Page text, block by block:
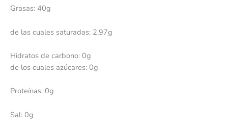
Grasas: 40g
de las cuales saturadas: 2.97g
Hidratos de carbono: 0g
de los cuales azúcares: 0g
Proteínas: 0g
Sal: 0g